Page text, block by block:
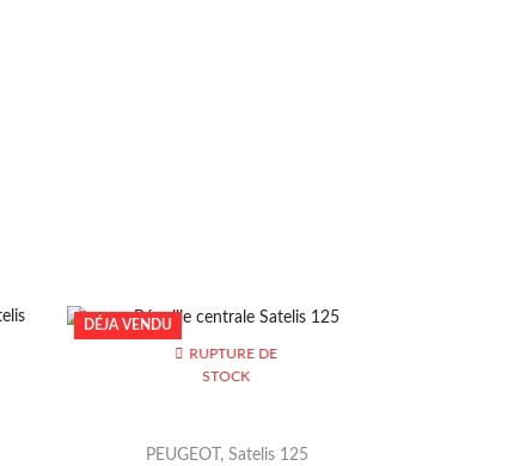
RUPTURE DE
STOCK
DÉJA VENDU
PEUGEOT , Satelis 125